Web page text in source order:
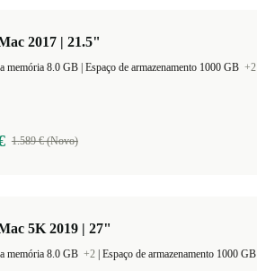
2017 | 21.5"
Espaço de armazenamento 1000 GB +2
1.589 € (Novo)
5K 2019 | 27"
memória 8.0 GB +2 Espaço de armazenamento 1000 GB